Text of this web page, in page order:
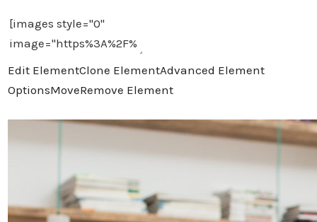
Edit ElementClone ElementAdvanced Element
OptionsMoveRemove Element